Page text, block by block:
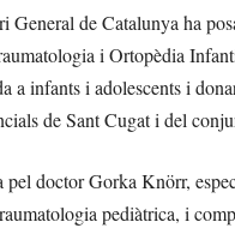
General de Catalunya ha
i Ortopèdia
a infants i adolescents i
de Sant Cugat i del
pel doctor Gorka Knörr,
pediàtrica, i